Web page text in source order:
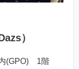
）
(GPO) 1階